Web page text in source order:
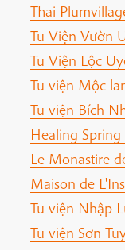
Thai
Tu Viện Vườn
Tu Viện Lộc
Tu viện Mộc
Tu viện Bích
Healing
Le Monastire
Maison de
Tu viện Nhập
Tu viện Sơn